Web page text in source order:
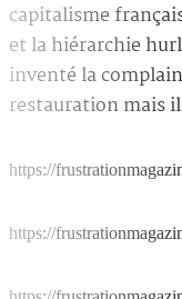
capitalisme
et la hiérarchie
inventé la
restauration mais
https://
https://